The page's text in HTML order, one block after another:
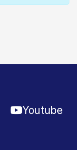
Youtube